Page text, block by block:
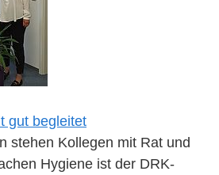
gut begleitet
stehen Kollegen mit Rat und
Hygiene ist der DRK-